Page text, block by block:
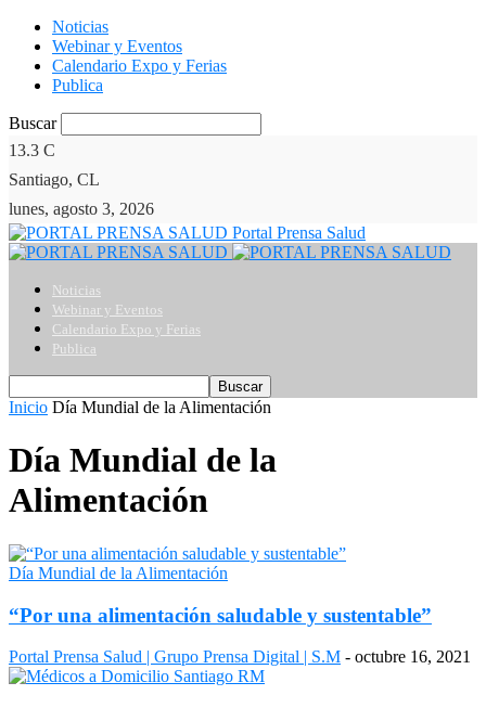
Noticias
Webinar y Eventos
Calendario Expo y Ferias
Publica
Buscar
13.3 C
Santiago, CL
lunes, agosto 3, 2026
Portal Prensa Salud
Noticias
Webinar y Eventos
Calendario Expo y Ferias
Publica
Inicio Día Mundial de la Alimentación
Día Mundial de la
Alimentación
Día Mundial de la Alimentación
“Por una alimentación saludable y sustentable”
Portal Prensa Salud | Grupo Prensa Digital | S.M - octubre 16, 2021